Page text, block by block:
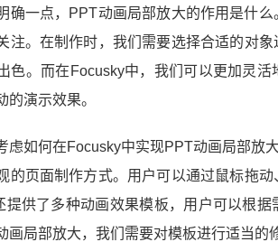
确一点，PPT动画局部放大的作用是什
注。在制作时，我们需要选择合适的对
色。而在Focusky中，我们可以更加灵
的演示效果。
虑如何在Focusky中实现PPT动画局部放
的页面制作方式。用户可以通过鼠标拖动
提供了多种动画效果模板，用户可以根据
画局部放大，我们需要对模板进行适当的